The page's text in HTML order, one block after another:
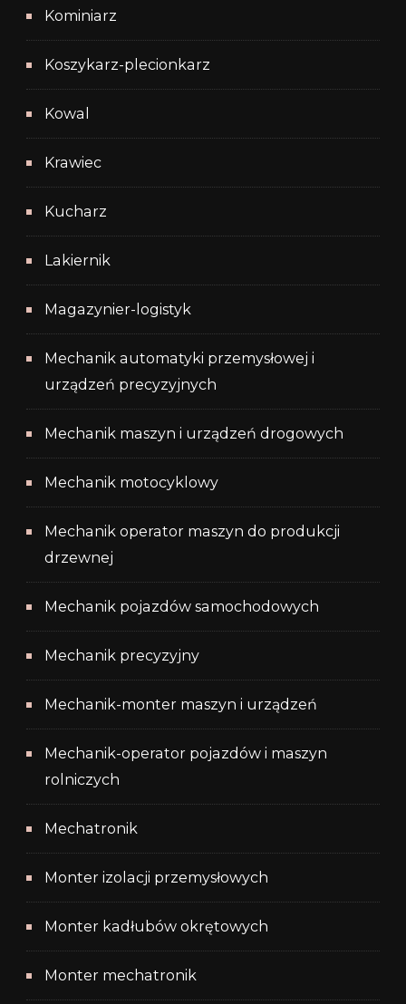
Kominiarz
Koszykarz-plecionkarz
Kowal
Krawiec
Kucharz
Lakiernik
Magazynier-logistyk
Mechanik automatyki przemysłowej i
urządzeń precyzyjnych
Mechanik maszyn i urządzeń drogowych
Mechanik motocyklowy
Mechanik operator maszyn do produkcji
drzewnej
Mechanik pojazdów samochodowych
Mechanik precyzyjny
Mechanik-monter maszyn i urządzeń
Mechanik-operator pojazdów i maszyn
rolniczych
Mechatronik
Monter izolacji przemysłowych
Monter kadłubów okrętowych
Monter mechatronik